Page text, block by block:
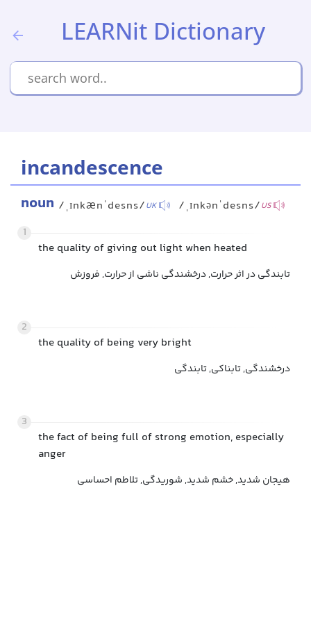
LEARNit Dictionary
incandescence
noun /ˌɪnkænˈdesns/UK /ˌɪnkənˈdesns/US
1
the quality of giving out light when heated
تابندگی در اثر حرارت, درخشندگی ناشی از حرارت, فروزش
2
the quality of being very bright
درخشندگی, تابناکی, تابندگی
3
the fact of being full of strong emotion, especially
anger
هیجان شدید, خشم شدید, شوریدگی, تلاطم احساسی